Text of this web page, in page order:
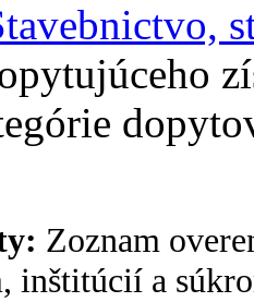
Zoznam
inštitúcií a